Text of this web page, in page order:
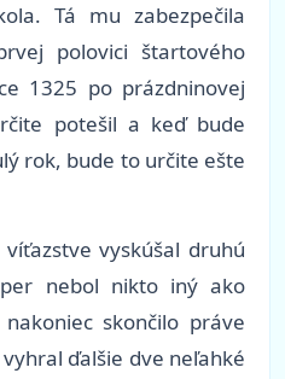
Tá mu zabezpečila
polovici štartového
1325 po prázdninovej
potešil a keď bude
rok, bude to určite ešte
vyskúšal druhú
nebol nikto iný ako
skončilo práve
ďalšie dve neľahké